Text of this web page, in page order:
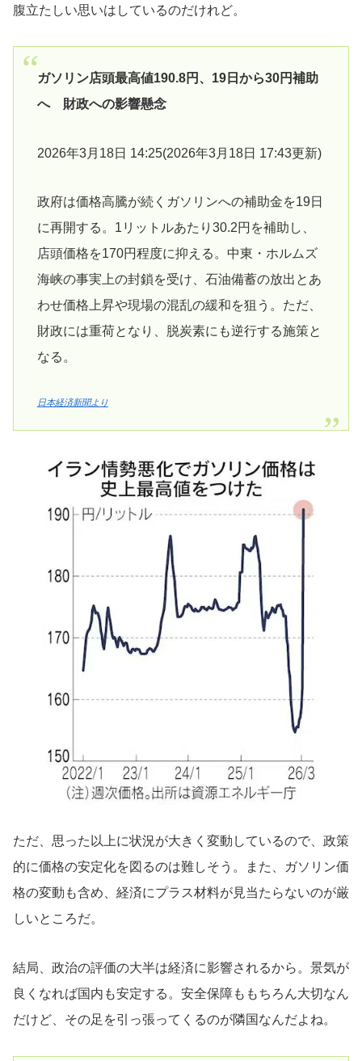
腹立たしい思いはしているのだけれど。
ガソリン店頭最高値190.8円、19日から30円補助
へ 財政への影響懸念
2026年3月18日 14:25(2026年3月18日 17:43更新)
政府は価格高騰が続くガソリンへの補助金を19日
に再開する。1リットルあたり30.2円を補助し、
店頭価格を170円程度に抑える。中東・ホルムズ
海峡の事実上の封鎖を受け、石油備蓄の放出とあ
わせ価格上昇や現場の混乱の緩和を狙う。ただ、
財政には重荷となり、脱炭素にも逆行する施策と
なる。
日本経済新聞より
ただ、思った以上に状況が大きく変動しているので、政策
的に価格の安定化を図るのは難しそう。また、ガソリン価
格の変動も含め、経済にプラス材料が見当たらないのが厳
しいところだ。
結局、政治の評価の大半は経済に影響されるから。景気が
良くなれば国内も安定する。安全保障ももちろん大切なん
だけど、その足を引っ張ってくるのが隣国なんだよね。